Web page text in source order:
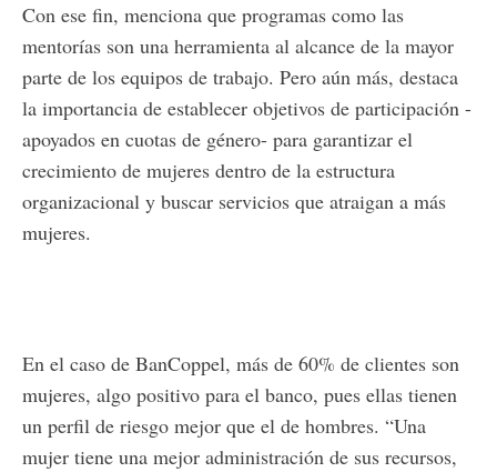
Con ese fin, menciona que programas como las
mentorías son una herramienta al alcance de la mayor
parte de los equipos de trabajo. Pero aún más, destaca
la importancia de establecer objetivos de participación -
apoyados en cuotas de género- para garantizar el
crecimiento de mujeres dentro de la estructura
organizacional y buscar servicios que atraigan a más
mujeres.
En el caso de BanCoppel, más de 60% de clientes son
mujeres, algo positivo para el banco, pues ellas tienen
un perfil de riesgo mejor que el de hombres. “Una
mujer tiene una mejor administración de sus recursos,